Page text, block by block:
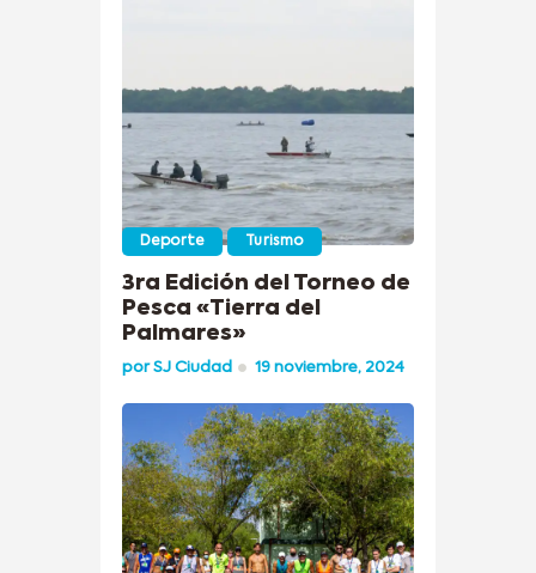
Deporte Turismo
3ra Edición del Torneo de
Pesca «Tierra del
Palmares»
porSJ Ciudad 19 noviembre, 2024